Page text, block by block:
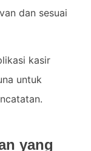
dan sesuai
kasir
untuk
yang